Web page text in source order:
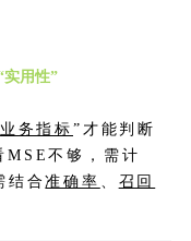
实用性”
业务指标”才能判断
MSE不够，需计
结合准确率 、 召回